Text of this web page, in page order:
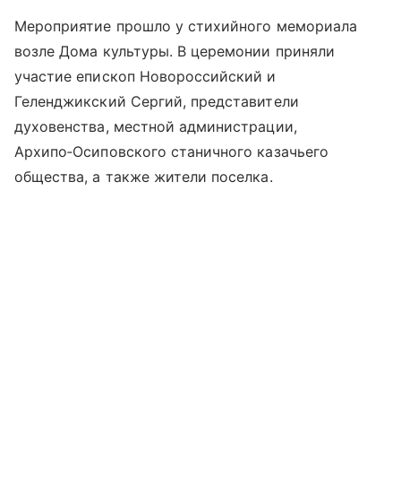
Мероприятие прошло у стихийного мемориала
возле Дома культуры. В церемонии приняли
участие епископ Новороссийский и
Геленджикский Сергий, представители
духовенства, местной администрации,
Архипо‑Осиповского станичного казачьего
общества, а также жители поселка.